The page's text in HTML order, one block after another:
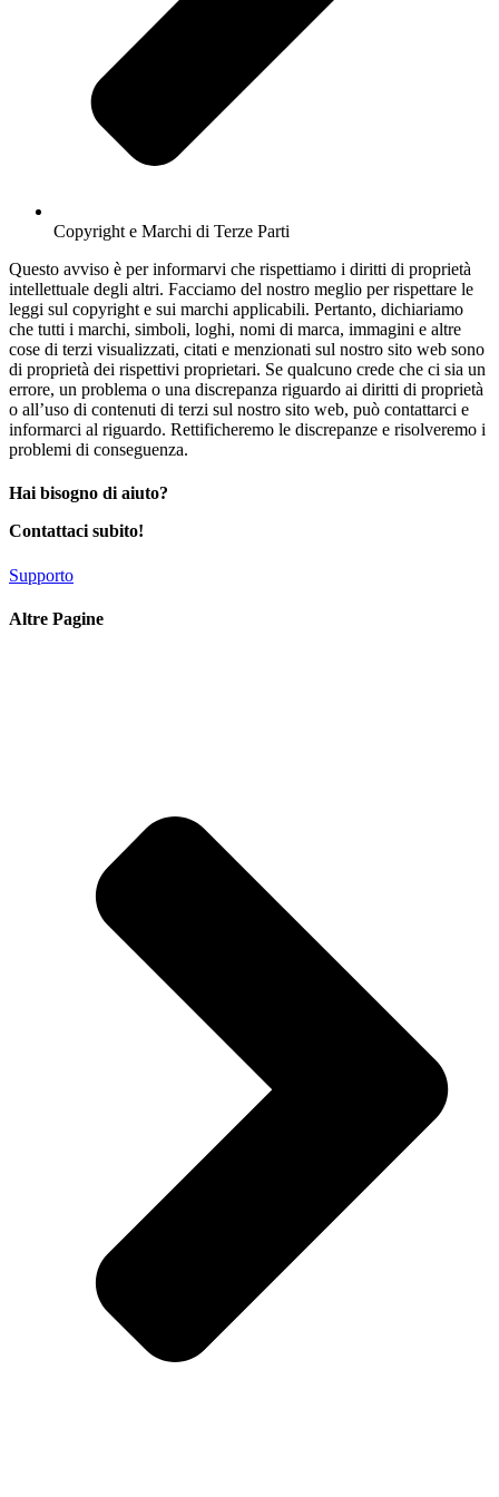
Copyright e Marchi di Terze Parti
Questo avviso è per informarvi che rispettiamo i diritti di proprietà
intellettuale degli altri. Facciamo del nostro meglio per rispettare le
leggi sul copyright e sui marchi applicabili. Pertanto, dichiariamo
che tutti i marchi, simboli, loghi, nomi di marca, immagini e altre
cose di terzi visualizzati, citati e menzionati sul nostro sito web sono
di proprietà dei rispettivi proprietari. Se qualcuno crede che ci sia un
errore, un problema o una discrepanza riguardo ai diritti di proprietà
o all’uso di contenuti di terzi sul nostro sito web, può contattarci e
informarci al riguardo. Rettificheremo le discrepanze e risolveremo i
problemi di conseguenza.
Hai bisogno di aiuto?
Contattaci subito!
Supporto
Altre Pagine